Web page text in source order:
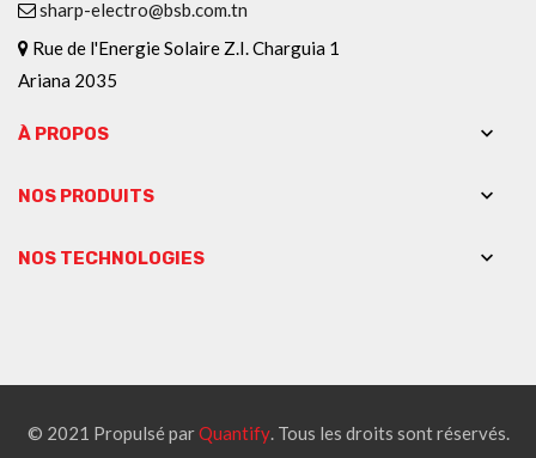
sharp-electro@bsb.com.tn
Rue de l'Energie Solaire Z.I. Charguia 1
Ariana 2035
À PROPOS 
NOS PRODUITS 
NOS TECHNOLOGIES 
© 2021 Propulsé parQuantify. Tous les droits sont réservés.